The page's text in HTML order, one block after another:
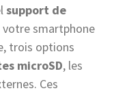
support de
votre smartphone
trois options
microSD, les
Ces